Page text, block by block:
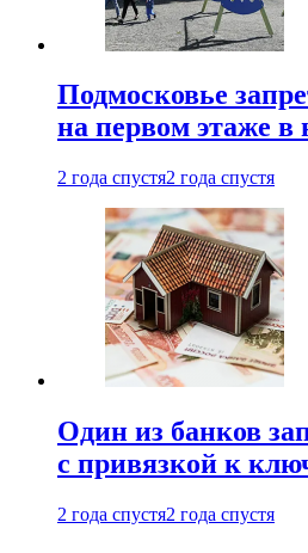
Подмосковье
на первом этаже в
2 года спустя2 года спустя
Один из банков
с привязкой к
2 года спустя2 года спустя